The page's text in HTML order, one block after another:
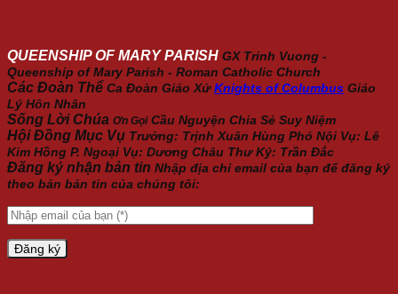
QUEENSHIP OF MARY PARISH GX Trinh Vuong -
Queenship of Mary Parish - Roman Catholic Church
Các Đoàn Thể Ca Đoàn Giáo Xứ Knights of Columbus Giáo
Lý Hôn Nhân
Sống Lời Chúa Ơn Gọi Cầu Nguyện Chia Sẻ Suy Niệm
Hội Đồng Mục Vụ Trưởng: Trịnh Xuân Hùng Phó Nội Vụ: Lê
Kim Hồng P. Ngoại Vụ: Dương Châu Thư Ký: Trần Đắc
Đăng ký nhận bản tin Nhập địa chỉ email của bạn để đăng ký
theo bản bản tin của chúng tôi: